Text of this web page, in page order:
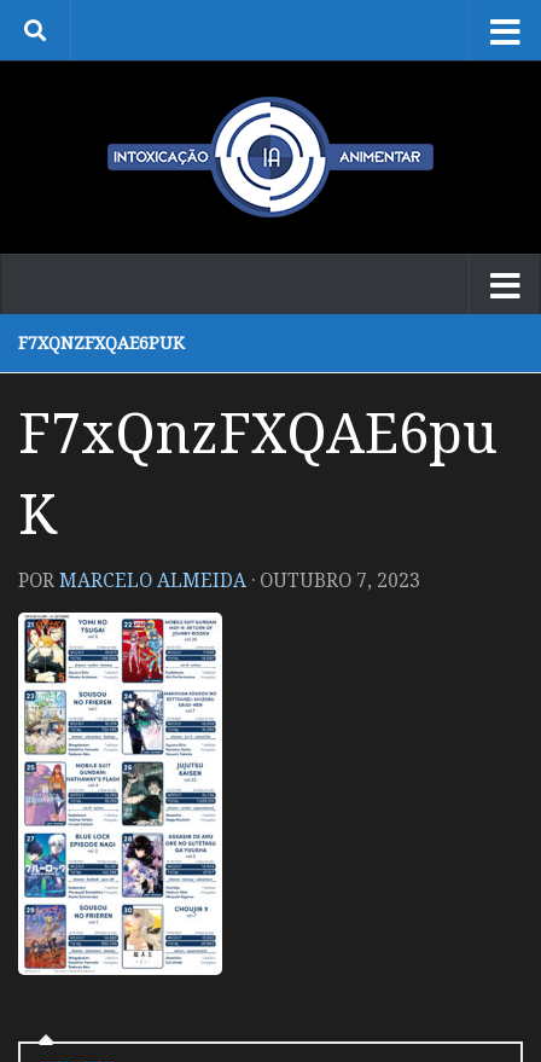
Skip to content
F7XQNZFXQAE6PUK
F7xQnzFXQAE6pu
K
PORMARCELO ALMEIDA · OUTUBRO 7, 2023